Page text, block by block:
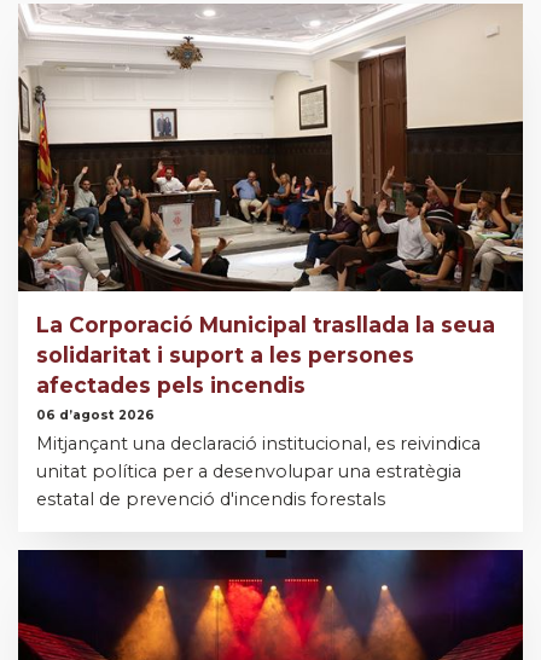
La Corporació Municipal trasllada la seua
solidaritat i suport a les persones
afectades pels incendis
06 d’agost 2026
Mitjançant una declaració institucional, es reivindica
unitat política per a desenvolupar una estratègia
estatal de prevenció d'incendis forestals